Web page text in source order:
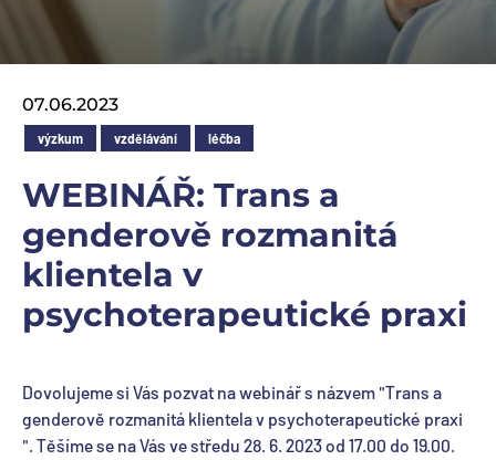
07.06.2023
výzkum vzdělávání léčba
WEBINÁŘ: Trans a
genderově rozmanitá
klientela v
psychoterapeutické praxi
Dovolujeme si Vás pozvat na webinář s názvem "Trans a
genderově rozmanitá klientela v psychoterapeutické praxi
". Těšíme se na Vás ve středu 28. 6. 2023 od 17.00 do 19.00.